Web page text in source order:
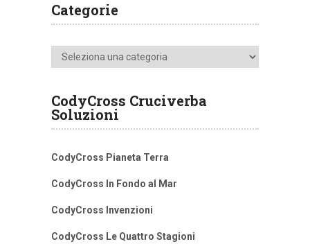
Categorie
Categorie
CodyCross Cruciverba
Soluzioni
CodyCross Pianeta Terra
CodyCross In Fondo al Mar
CodyCross Invenzioni
CodyCross Le Quattro Stagioni